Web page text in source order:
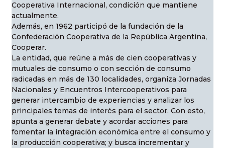
Cooperativa Internacional, condición que mantiene
actualmente.
Además, en 1962 participó de la fundación de la
Confederación Cooperativa de la República Argentina,
Cooperar.
La entidad, que reúne a más de cien cooperativas y
mutuales de consumo o con sección de consumo
radicadas en más de 130 localidades, organiza Jornadas
Nacionales y Encuentros Intercooperativos para
generar intercambio de experiencias y analizar los
principales temas de interés para el sector. Con esto,
apunta a generar debate y acordar acciones para
fomentar la integración económica entre el consumo y
la producción cooperativa; y busca incrementar y